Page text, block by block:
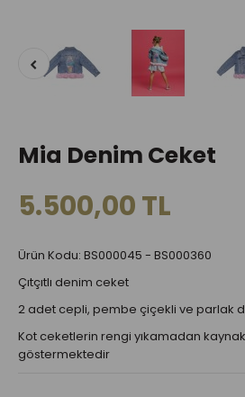
Mia Denim Ceket
5.500,00 TL
Ürün Kodu: BS000045 - BS000360
Çıtçıtlı denim ceket
2 adet cepli, pembe çiçekli ve parlak
Kot ceketlerin rengi yıkamadan kaynaklı
göstermektedir